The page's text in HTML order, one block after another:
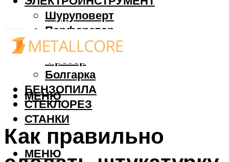
Шуруповерт
Перфоратор
Дрель
Фрезер
Болгарка
БЕНЗОПИЛА
СТЕКЛОРЕЗ
СТАНКИ
МЕНЮ
МЕНЮ
Как правильно